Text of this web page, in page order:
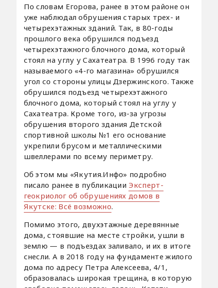
По словам Егорова, ранее в этом районе он
уже наблюдал обрушения старых трех- и
четырехэтажных зданий. Так, в 80-годы
прошлого века обрушился подъезд
четырехэтажного блочного дома, который
стоял на углу у Сахатеатра. В 1996 году так
называемого «4-го магазина» обрушился
угол со стороны улицы Дзержинского. Также
обрушился подъезд четырехэтажного
блочного дома, который стоял на углу у
Сахатеатра. Кроме того, из-за угрозы
обрушения второго здания Детской
спортивной школы №1 его основание
укрепили брусом и металлическими
швеллерами по всему периметру.
Об этом мы «Якутия.Инфо» подробно
писало ранее в публикации Эксперт-
геокриолог об обрушениях домов в
Якутске: Всё возможно.
Помимо этого, двухэтажные деревянные
дома, стоявшие на месте стройки, ушли в
землю — в подъездах заливало, и их в итоге
снесли. А в 2018 году на фундаменте жилого
дома по адресу Петра Алексеева, 4/1,
образовалась широкая трещина, в которую